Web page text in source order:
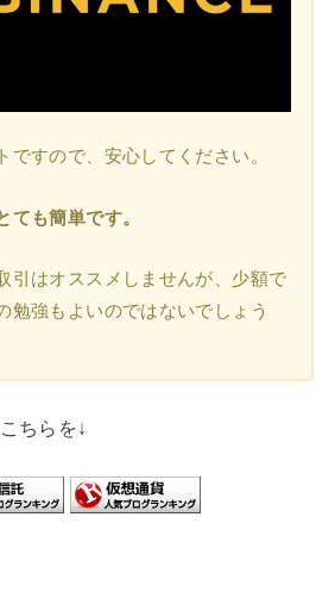
ですので、安心してください。
ても簡単です。
引はオススメしませんが、少額で
勉強もよいのではないでしょう
ちらを↓